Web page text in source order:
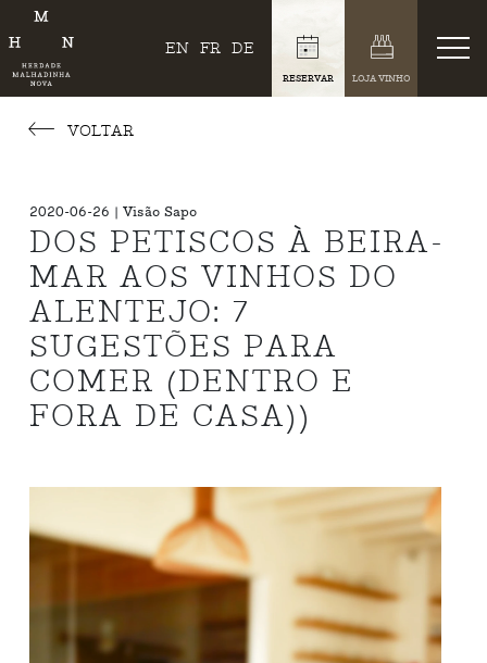
EN FR DE
RESERVAR LOJA VINHO
VOLTAR
2020-06-26 | Visão Sapo
DOS PETISCOS À BEIRA-
MAR AOS VINHOS DO
ALENTEJO: 7
SUGESTÕES PARA
COMER (DENTRO E
FORA DE CASA))